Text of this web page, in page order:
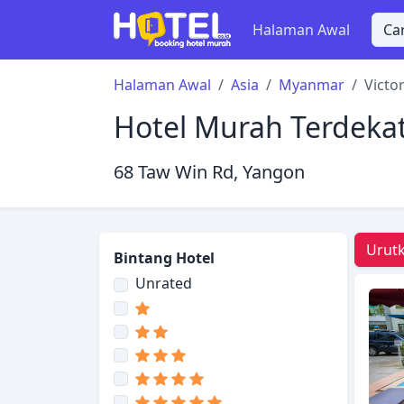
Halaman Awal
Halaman Awal Asia Myanmar
Hotel Murah
68 Taw Win Rd, Yangon
Bintang Hotel
Unrated